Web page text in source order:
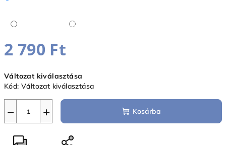
2 790 Ft
Változat kiválasztása
Kód: Változat kiválasztása
+
− Kosárba